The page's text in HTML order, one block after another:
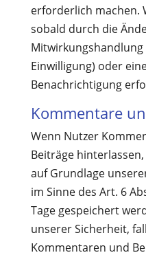
erforderlich machen.
sobald durch die
Mitwirkungshandlung
Einwilligung) oder
Benachrichtigung
Kommentare
Wenn Nutzer
Beiträge
auf Grundlage
im Sinne des Art. 6
Tage gespeichert
unserer Sicherheit,
Kommentaren und